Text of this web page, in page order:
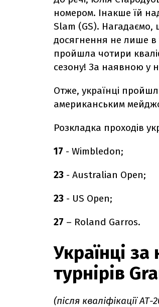
номером. Інакше їй
Slam (GS). Нагадаємо,
досягнення не лише в
пройшла чотири
сезону! За наявною у
Отже, українці
американським
Розкладка проходів
17 - Wimbledon;
23 - Australian Open;
23 - US Open;
27 – Roland Garros.
Українці
турнірів
(після кваліфікації АТ-